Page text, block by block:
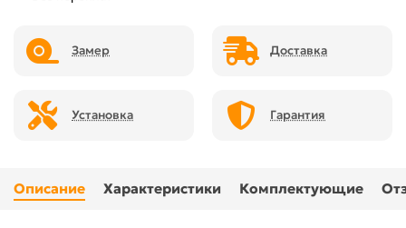
Замер Доставка
Установка Гарантия
Описание Характеристики Комплектующие